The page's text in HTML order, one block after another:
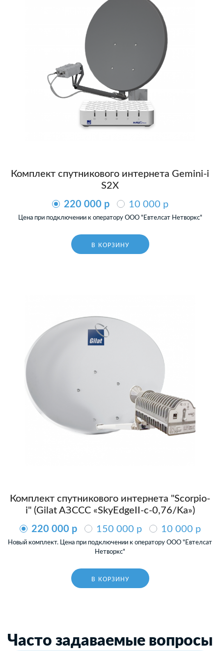
Комплект спутникового интернета Gemini-i
S2X
220 000 p
10 000 p
Цена при подключении к оператору ООО "Евтелсат Нетворкс"
В КОРЗИНУ
Комплект спутникового интернета "Scorpio-
i" (Gilat AЗССС «SkyEdgeII-c-0,76/Ka»)
220 000 p
150 000 p 10 000 p
Новый комплект. Цена при подключении к оператору ООО "Евтелсат
Нетворкс"
В КОРЗИНУ
Часто задаваемые вопросы